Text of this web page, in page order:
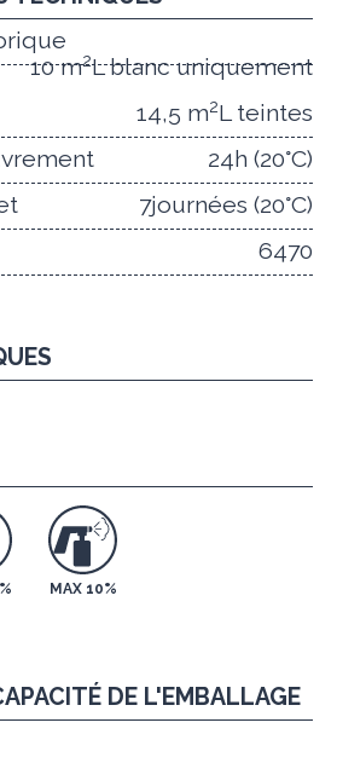
DE L'EMBALLAGE
10 m2L blanc uniquement
14,5 m2L teintes
24h (20°C)
7journées (20°C)
6470
MAX 10%